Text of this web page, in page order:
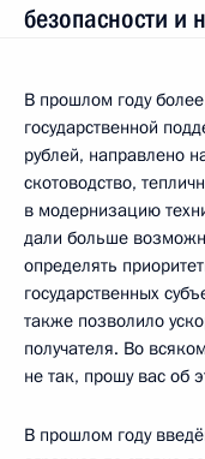
безопасности и
В прошлом году
государственной
рублей, направлено
скотоводство,
в модернизацию
дали больше
определять
государственных
также позволило
получателя. Во
не так, прошу вас об
В прошлом году